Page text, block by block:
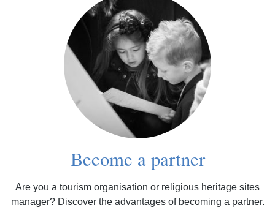
Become a partner
Are you a tourism organisation or religious heritage sites
manager? Discover the advantages of becoming a partner.